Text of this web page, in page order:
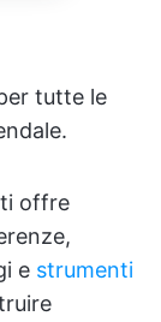
tutte le
offre
e strumenti